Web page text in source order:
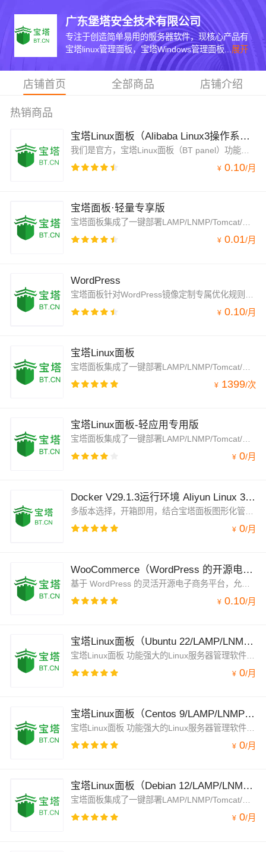
广东堡塔安全技术有限公司
专注于创造简单易用的服务器软件，现核心产品有
宝塔linux管理面板，宝塔Windows管理面板... 展开
店铺首页 全部商品 店铺介绍
热销商品
宝塔Linux面板（Alibaba Linux3操作系统/LAMP/LNMP/Java/Node/服务器管理/BT Panel）
我们是官方，宝塔Linux面板（BT panel）功能强大的Linux服务器管理软件，一键部署：LAMP/LNMP/Tomcat/Node.js、网站、数据库、Docker、FTP、SSL，通过Web端轻松管理服务器。支持Alibaba Cloud Linux 3/Centos/Debian/Ubuntu。专注于服务器运维效率及运维安全领域，超1500万台服务器安装宝塔，超200万注册用户使用宝塔，持续更新维护8年，值得信赖
¥ 0.10/月
宝塔面板·轻量专享版
宝塔面板集成了一键部署LAMP/LNMP/Tomcat/Node.js环境，通过web端可视化操作，优化了建站流程，提供安全管理、计划任务、文件管理以及软件管理等功能。官方专业运维技术提供服务。注于服务器运维效率及运维安全领域，持续更新维护8年，值得信赖。
¥ 0.01/月
WordPress
¥ 0.10/月
宝塔Linux面板
宝塔面板集成了一键部署LAMP/LNMP/Tomcat/Node.js环境，通过web端可视化操作，优化了建站流程，提供安全管理、计划任务、文件管理以及软件管理等功能。官方专业运维技术提供服务。
¥ 1399/次
宝塔Linux面板-轻应用专用版
宝塔面板集成了一键部署LAMP/LNMP/Tomcat/Node.js环境，通过web端可视化操作，优化了建站流程，提供安全管理、计划任务、文件管理以及软件管理等功能。官方专业运维技术提供服务。
¥ 0/月
Docker V29.1.3运行环境 Aliyun Linux 3 LTS 64位
¥ 0/月
WooCommerce（WordPress 的开源电子商务平台）
基于 WordPress 的灵活开源电子商务平台，允许您轻松美观地销售任何商品。无论是创建新业务、将实体店铺上线，还是为客户设计网站，WooCommerce 都能提供理想的解决方案。它拥有可定制的功能、丰富的扩展插件和安全的支付网关，适用于各类规模的企业。
¥ 0.10/月
宝塔Linux面板（Ubuntu 22/LAMP/LNMP/Tomcat/Node.js/服务器管理）
宝塔Linux面板 功能强大的Linux服务器管理软件，一键部署：LAMP/LNMP/Tomcat/Node.js、网站、数据库、FTP、SSL，通过Web端轻松管理服务器。支持Alibaba Cloud Linux 3/Centos/Debian/Ubuntu。注于服务器运维效率及运维安全领域，持续更新维护8年，值得信赖。
¥ 0/月
宝塔Linux面板（Centos 9/LAMP/LNMP/Tomcat/Node.js/）
宝塔Linux面板 功能强大的Linux服务器管理软件，一键部署：LAMP/LNMP/Tomcat/Node.js、网站、数据库、FTP、SSL，通过Web端轻松管理服务器。支持Alibaba Cloud Linux 3/Centos/Debian/Ubuntu
¥ 0/月
宝塔Linux面板（Debian 12/LAMP/LNMP/Tomcat/Node.js/服务器管理）
宝塔面板集成了一键部署LAMP/LNMP/Tomcat/Node.js环境，通过web端可视化操作，优化了建站流程，提供安全管理、计划任务、文件管理以及软件管理等功能。官方专业运维技术提供服务。注于服务器运维效率及运维安全领域，持续更新维护8年，值得信赖。
¥ 0/月